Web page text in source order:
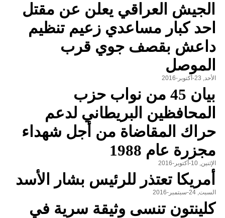
الجيش العراقي يعلن عن مقتل
احد كبار مساعدي زعيم تنظيم
داعش بقصف جوي قرب
الموصل
الأحد, 23-أكتوبر-2016
بيان 45 من نواب حزب
المحافظين البريطاني لدعم
حراك المقاضاة من أجل شهداء
مجزرة عام 1988
الإثنين, 10-أكتوبر-2016
أمريكا تعتذر للرئيس بشار الأسد
السبت, 24-سبتمبر-2016
كلينتون تنسى وثيقة سرية في